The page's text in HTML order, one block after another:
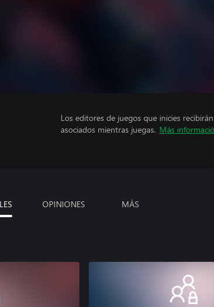
Los editores de juegos que inicies
asociados mientras juegas. Más
OPINIONES MÁS